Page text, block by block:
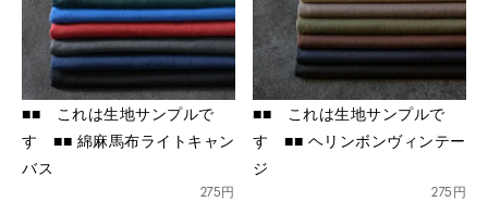
■■ これは生地サンプルで
す ■■ 綿麻馬布ライトキャン
バス
275円
■■ これは生地サンプルで
す ■■ ヘリンボンヴィンテー
ジ
275円